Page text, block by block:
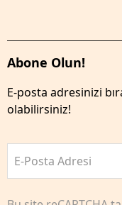
Abone Olun!
E-posta adresinizi
olabilirsiniz!
E-Posta Adresi